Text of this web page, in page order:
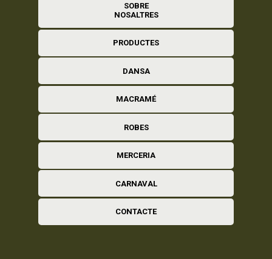
SOBRE
NOSALTRES
PRODUCTES
DANSA
MACRAMÉ
ROBES
MERCERIA
CARNAVAL
CONTACTE